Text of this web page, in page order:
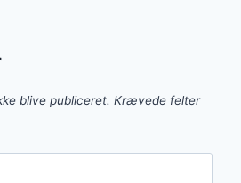
blive publiceret. Krævede felter